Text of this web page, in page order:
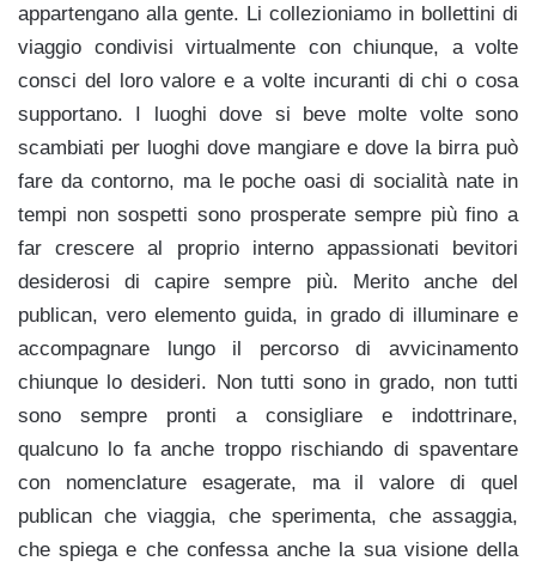
appartengano alla gente. Li collezioniamo in bollettini di
viaggio condivisi virtualmente con chiunque, a volte
consci del loro valore e a volte incuranti di chi o cosa
supportano. I luoghi dove si beve molte volte sono
scambiati per luoghi dove mangiare e dove la birra può
fare da contorno, ma le poche oasi di socialità nate in
tempi non sospetti sono prosperate sempre più fino a
far crescere al proprio interno appassionati bevitori
desiderosi di capire sempre più. Merito anche del
publican, vero elemento guida, in grado di illuminare e
accompagnare lungo il percorso di avvicinamento
chiunque lo desideri. Non tutti sono in grado, non tutti
sono sempre pronti a consigliare e indottrinare,
qualcuno lo fa anche troppo rischiando di spaventare
con nomenclature esagerate, ma il valore di quel
publican che viaggia, che sperimenta, che assaggia,
che spiega e che confessa anche la sua visione della